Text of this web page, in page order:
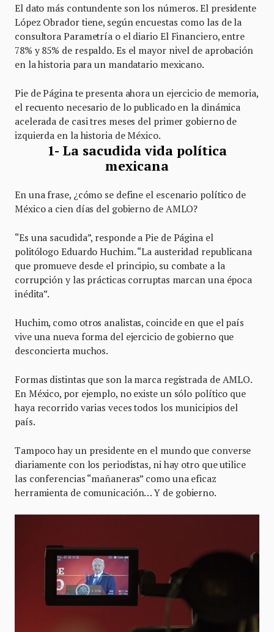
El dato más contundente son los números. El presidente
López Obrador tiene, según encuestas como las de la
consultora Parametría o el diario El Financiero, entre
78% y 85% de respaldo. Es el mayor nivel de aprobación
en la historia para un mandatario mexicano.
Pie de Página te presenta ahora un ejercicio de memoria,
el recuento necesario de lo publicado en la dinámica
acelerada de casi tres meses del primer gobierno de
izquierda en la historia de México.
1- La sacudida vida política
mexicana
En una frase, ¿cómo se define el escenario político de
México a cien días del gobierno de AMLO?
“Es una sacudida”, responde a Pie de Página el
politólogo Eduardo Huchim. “La austeridad republicana
que promueve desde el principio, su combate a la
corrupción y las prácticas corruptas marcan una época
inédita”.
Huchim, como otros analistas, coincide en que el país
vive una nueva forma del ejercicio de gobierno que
desconcierta muchos.
Formas distintas que son la marca registrada de AMLO.
En México, por ejemplo, no existe un sólo político que
haya recorrido varias veces todos los municipios del
país.
Tampoco hay un presidente en el mundo que converse
diariamente con los periodistas, ni hay otro que utilice
las conferencias “mañaneras” como una eficaz
herramienta de comunicación… Y de gobierno.